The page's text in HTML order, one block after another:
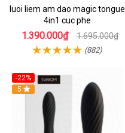
luoi liem am dao magic tongue
4in1 cuc phe
1.390.000₫ 1.695.000₫
(882)
-22%
Hot
5